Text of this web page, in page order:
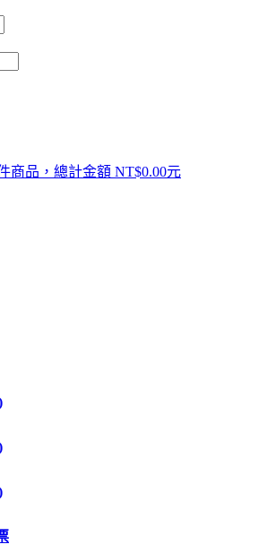
商品，總計金額 NT$0.00元